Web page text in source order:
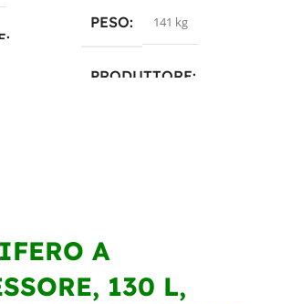
A
130 L,
PESO 141 kg
PRODUTTORE